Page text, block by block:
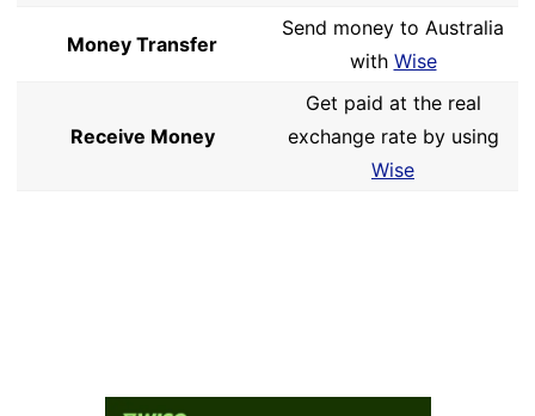
Money Transfer
Send money to Australia
with Wise
Receive Money
Get paid at the real
exchange rate by using
Wise